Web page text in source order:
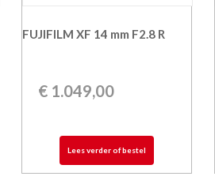
FUJIFILM XF 14 mm F2.8 R
€ 1.049,00
Lees verder of bestel